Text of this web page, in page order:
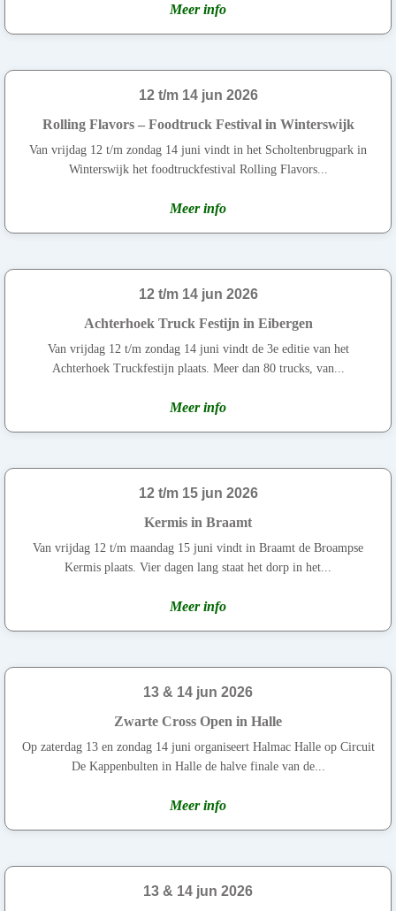
Meer info
12 t/m 14 jun 2026
Rolling Flavors – Foodtruck Festival in Winterswijk
Van vrijdag 12 t/m zondag 14 juni vindt in het Scholtenbrugpark in
Winterswijk het foodtruckfestival Rolling Flavors...
Meer info
12 t/m 14 jun 2026
Achterhoek Truck Festijn in Eibergen
Van vrijdag 12 t/m zondag 14 juni vindt de 3e editie van het
Achterhoek Truckfestijn plaats. Meer dan 80 trucks, van...
Meer info
12 t/m 15 jun 2026
Kermis in Braamt
Van vrijdag 12 t/m maandag 15 juni vindt in Braamt de Broampse
Kermis plaats. Vier dagen lang staat het dorp in het...
Meer info
13 & 14 jun 2026
Zwarte Cross Open in Halle
Op zaterdag 13 en zondag 14 juni organiseert Halmac Halle op Circuit
De Kappenbulten in Halle de halve finale van de...
Meer info
13 & 14 jun 2026